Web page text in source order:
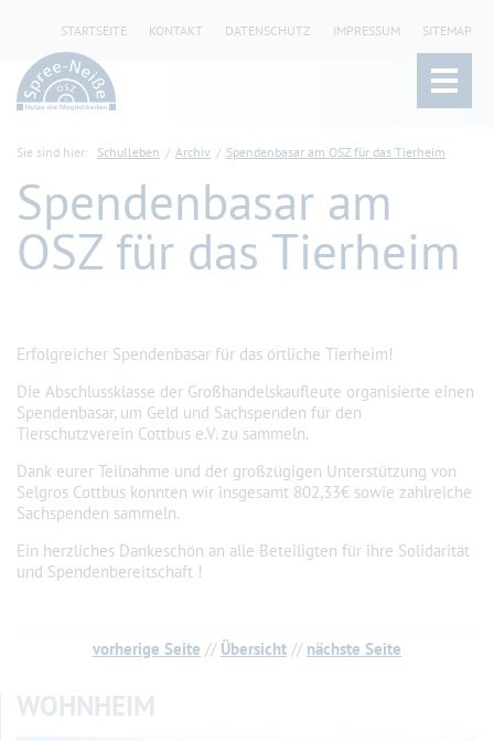
STARTSEITE KONTAKT DATENSCHUTZ IMPRESSUM SITEMAP
Sie sind hier: Schulleben Archiv Spendenbasar am OSZ für das Tierheim
Spendenbasar am
OSZ für das Tierheim
Erfolgreicher Spendenbasar für das örtliche Tierheim!
Die Abschlussklasse der Großhandelskaufleute organisierte einen
Spendenbasar, um Geld und Sachspenden für den
Tierschutzverein Cottbus e.V. zu sammeln.
Dank eurer Teilnahme und der großzügigen Unterstützung von
Selgros Cottbus konnten wir insgesamt 802,33€ sowie zahlreiche
Sachspenden sammeln.
Ein herzliches Dankeschön an alle Beteiligten für ihre Solidarität
und Spendenbereitschaft !
vorherige Seite // Übersicht // nächste Seite
WOHNHEIM